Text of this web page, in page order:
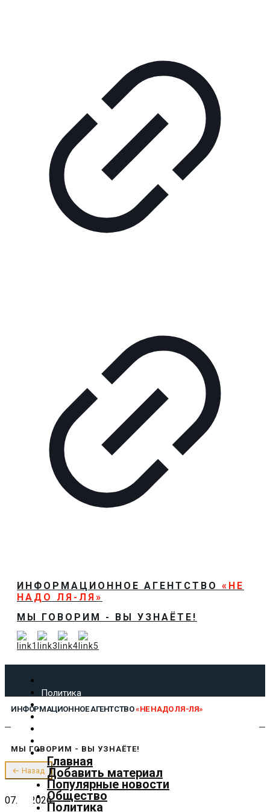
ИНФОРМАЦИОННОЕ АГЕНТСТВО «НЕ
НАДО ЛЯ-ЛЯ»
МЫ ГОВОРИМ - ВЫ УЗНАЁТЕ!
Политика
Экономика
Культура
Предложить новость
О нас
ИНФОРМАЦИОННОЕ АГЕНТСТВО«НЕ НАДО ЛЯ-ЛЯ»
Главная
Добавить материал
Популярные новости
Общество
Политика
МЫ ГОВОРИМ - ВЫ УЗНАЁТЕ!
← Назад
07.08.2026